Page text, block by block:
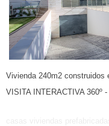
Vivienda 240m2 construidos
VISITA INTERACTIVA 360º